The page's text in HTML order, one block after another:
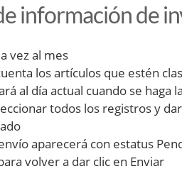
información de
vez al mes
los artículos que estén
al día actual cuando se haga
todos los registros y
aparecerá con estatus
volver a dar clic en Enviar